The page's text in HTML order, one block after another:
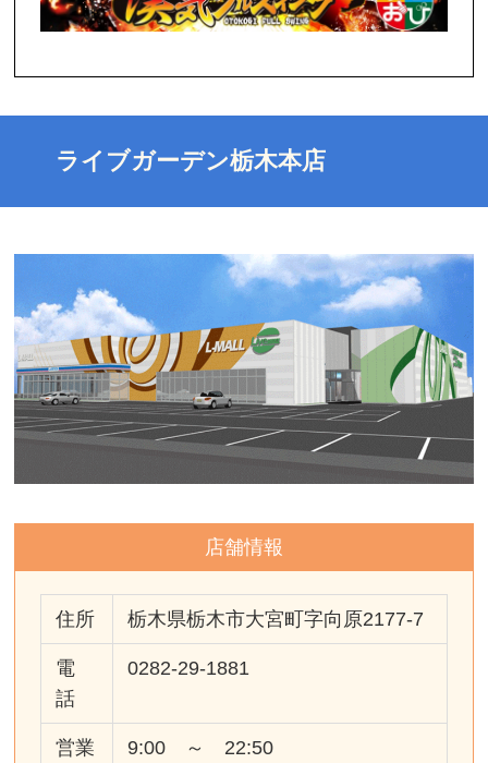
ライブガーデン栃木本店
店舗情報
住所 栃木県栃木市大宮町字向原2177-7
電
話
0282-29-1881
営業
9:00 ～ 22:50